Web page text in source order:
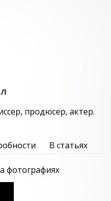
продюсер, актер.
В статьях
фотографиях